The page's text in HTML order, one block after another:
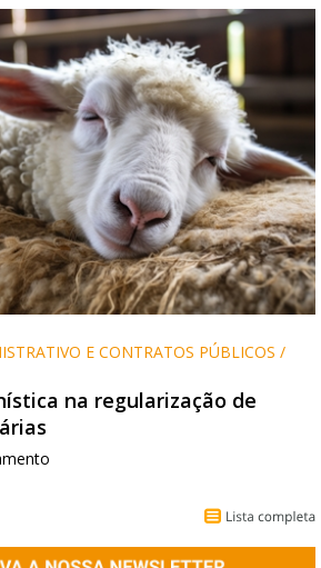
E CONTRATOS PÚBLICOS /
na regularização de